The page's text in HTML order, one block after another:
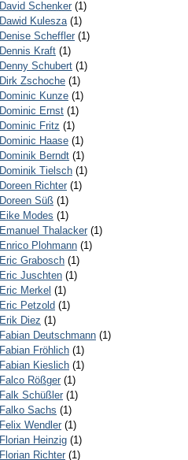
David Schenker (1)
Dawid Kulesza(1)
Denise Scheffler (1)
Dennis Kraft (1)
Denny Schubert (1)
Dirk Zschoche (1)
Dominic Kunze (1)
Dominic Ernst (1)
Dominic Fritz (1)
Dominic Haase (1)
Dominik Berndt (1)
Dominik Tielsch (1)
Doreen Richter (1)
Doreen Süß (1)
Eike Modes (1)
Emanuel Thalacker (1)
Enrico Plohmann (1)
Eric Grabosch (1)
Eric Juschten (1)
Eric Merkel (1)
Eric Petzold (1)
Erik Diez (1)
Fabian Deutschmann (1)
Fabian Fröhlich (1)
Fabian Kieslich (1)
Falco Rößger (1)
Falk Schüßler (1)
Falko Sachs (1)
Felix Wendler (1)
Florian Heinzig (1)
Florian Richter (1)